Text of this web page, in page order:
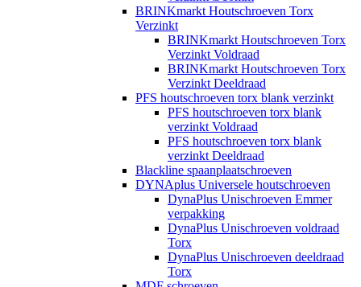
BRINKmarkt Houtschroeven Torx
Verzinkt
BRINKmarkt Houtschroeven Torx
Verzinkt Voldraad
BRINKmarkt Houtschroeven Torx
Verzinkt Deeldraad
PFS houtschroeven torx blank verzinkt
PFS houtschroeven torx blank
verzinkt Voldraad
PFS houtschroeven torx blank
verzinkt Deeldraad
Blackline spaanplaatschroeven
DYNAplus Universele houtschroeven
DynaPlus Unischroeven Emmer
verpakking
DynaPlus Unischroeven voldraad
Torx
DynaPlus Unischroeven deeldraad
Torx